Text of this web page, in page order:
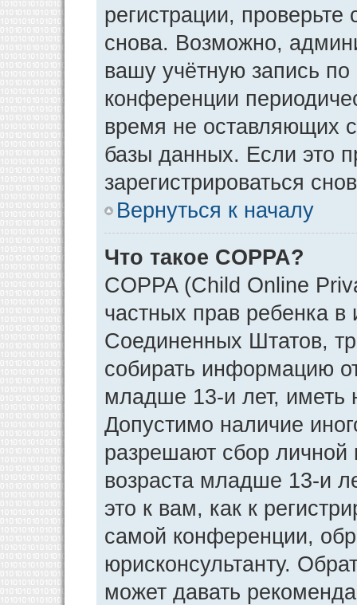
регистрации,
снова. Возможно,
вашу учётную запись
конференции
время не оставляющих
базы данных. Если это
зарегистрироваться
Вернуться к началу
Что такое COPPA?
COPPA (Child Online
частных прав ребенка в
Соединенных Штатов,
собирать информацию
младше 13-и лет, иметь
Допустимо наличие
разрешают сбор
возраста младше 13-и
это к вам, как к
самой конференции,
юрисконсультанту.
может давать